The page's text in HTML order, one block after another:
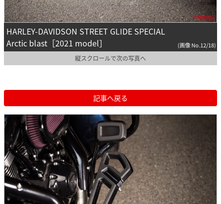
HARLEY-DAVIDSON STREET GLIDE SPECIAL
Arctic blast［2021 model］
(画像 No.12/18)
縦スクロールで次の写真へ
記事へ戻る